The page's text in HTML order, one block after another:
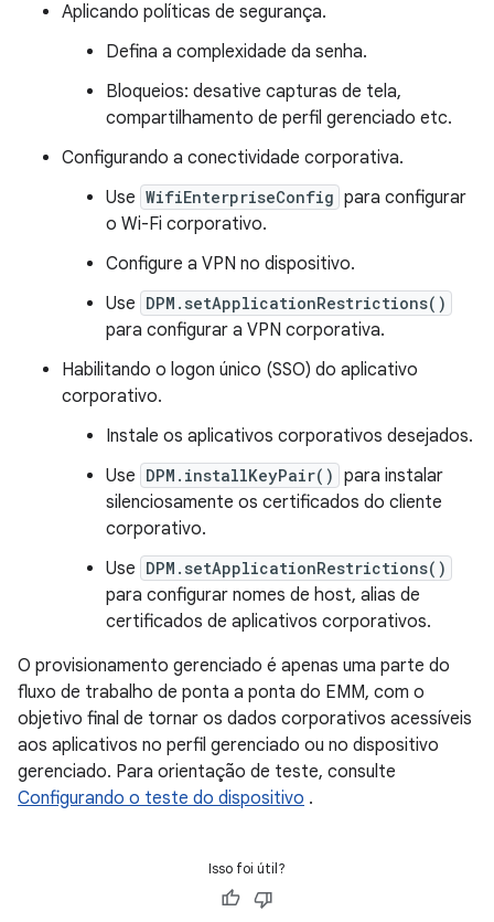
Aplicando políticas de segurança.
Defina a complexidade da senha.
Bloqueios: desative capturas de tela,
compartilhamento de perfil gerenciado etc.
Configurando a conectividade corporativa.
Use WifiEnterpriseConfig para configurar
o Wi-Fi corporativo.
Configure a VPN no dispositivo.
Use DPM.setApplicationRestrictions()
para configurar a VPN corporativa.
Habilitando o logon único (SSO) do aplicativo
corporativo.
Instale os aplicativos corporativos desejados.
Use DPM.installKeyPair() para instalar
silenciosamente os certificados do cliente
corporativo.
Use DPM.setApplicationRestrictions()
para configurar nomes de host, alias de
certificados de aplicativos corporativos.
O provisionamento gerenciado é apenas uma parte do
fluxo de trabalho de ponta a ponta do EMM, com o
objetivo final de tornar os dados corporativos acessíveis
aos aplicativos no perfil gerenciado ou no dispositivo
gerenciado. Para orientação de teste, consulte
Configurando o teste do dispositivo .
Isso foi útil?